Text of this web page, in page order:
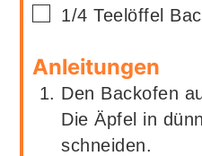
▢
1/4 Teelöffel
Anleitungen
Den Backofen
Die Äpfel in
schneiden.